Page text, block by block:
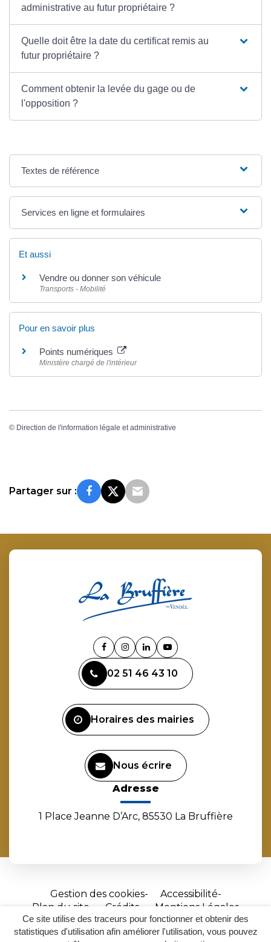
Ce site utilise des traceurs pour fonctionner et obtenir des
statistiques d'utilisation afin améliorer l'utilisation, vous pouvez
administrative au futur propriétaire ?
Quelle doit être la date du certificat remis au
futur propriétaire ?
Comment obtenir la levée du gage ou de
l'opposition ?
Textes de référence
Services en ligne et formulaires
Et aussi
Vendre ou donner son véhicule
Transports - Mobilité
Pour en savoir plus
Points numériques
Ministère chargé de l'intérieur
© Direction de l'information légale et administrative
Partager sur :
Lien
vers
le
compte
Lien
le
compte
Lien
le
compte
Lien
la
chaîne
02 51 46 43 10
Horaires des mairies
Nous écrire
Adresse
1 Place Jeanne D’Arc, 85530 La Bruffière
Gestion des cookies
Accessibilité
Plan du site
Crédits
Mentions Légales
Site